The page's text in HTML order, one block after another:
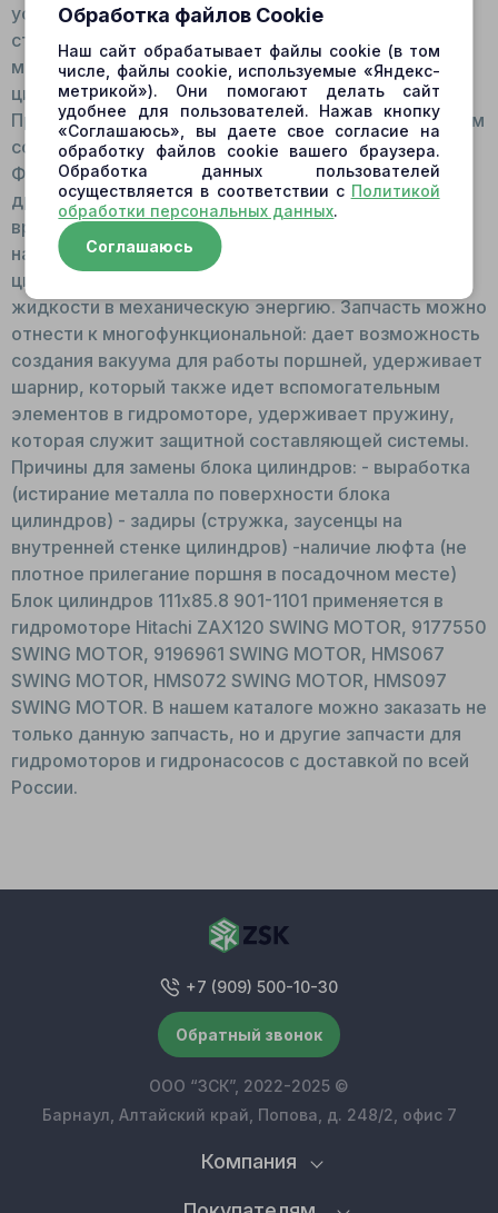
устанавливаются пружина, упорное кольцо,
стопорное кольцо. На торце имеется посадочное
место для шарнира. Для изготовления блока
цилиндров используется высокопрочная сталь.
Принцип работы: Устанавливается на валу шлицевым
соединением, в цилиндры помещаются поршни.
Фиксируется с одного торца плитой скольжения, с
другого – шарниром. Во время работы мотора
вращается синхронно с валом, во время движения
начинают работу плунжеры. Функции: В блоке
цилиндров происходят процессы преобразования
жидкости в механическую энергию. Запчасть можно
отнести к многофункциональной: дает возможность
создания вакуума для работы поршней, удерживает
шарнир, который также идет вспомогательным
элементов в гидромоторе, удерживает пружину,
которая служит защитной составляющей системы.
Причины для замены блока цилиндров: - выработка
(истирание металла по поверхности блока
цилиндров) - задиры (стружка, заусенцы на
внутренней стенке цилиндров) -наличие люфта (не
плотное прилегание поршня в посадочном месте)
Блок цилиндров 111x85.8 901-1101 применяется в
гидромоторе Hitachi ZAX120 SWING MOTOR, 9177550
SWING MOTOR, 9196961 SWING MOTOR, HMS067
SWING MOTOR, HMS072 SWING MOTOR, HMS097
SWING MOTOR. В нашем каталоге можно заказать не
только данную запчасть, но и другие запчасти для
гидромоторов и гидронасосов с доставкой по всей
России.
Компания
+7 (909) 500-10-30
Обратный звонок
ООО “ЗСК”, 2022-2025 ©
Барнаул, Алтайский край, Попова, д. 248/2, офис 7
Обработка файлов Cookie
Наш сайт обрабатывает файлы cookie (в том
числе, файлы cookie, используемые «Яндекс-
метрикой»). Они помогают делать сайт
удобнее для пользователей. Нажав кнопку
«Соглашаюсь», вы даете свое согласие на
обработку файлов cookie вашего браузера.
Обработка данных пользователей
осуществляется в соответствии с Политикой
обработки персональных данных.
Соглашаюсь